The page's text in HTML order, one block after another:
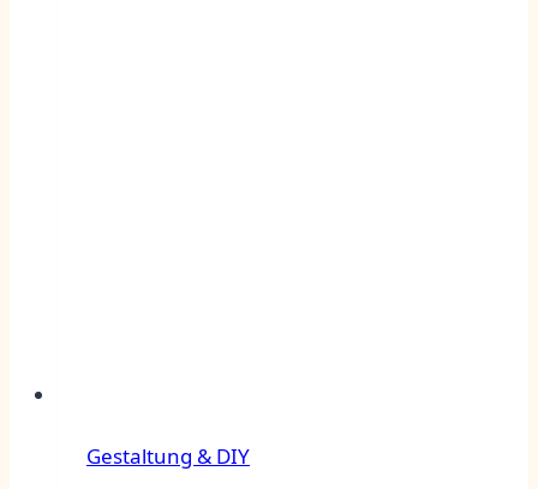
Gestaltung & DIY